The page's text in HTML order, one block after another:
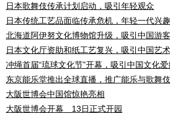
日本歌舞伎传承计划启动，吸引年轻观众
日本传统工艺品面临传承危机，年轻一代兴
北海道阿伊努文化博物馆升级，吸引中国游客
日本文化厅资助和纸工艺复兴，吸引中国艺
冲绳首届“琉球文化节”开幕，吸引中国文化
东京能乐堂推出全球直播，推广能乐与歌舞
大阪世博会中国馆惊艳亮相
大阪世博会开幕 13日正式开园